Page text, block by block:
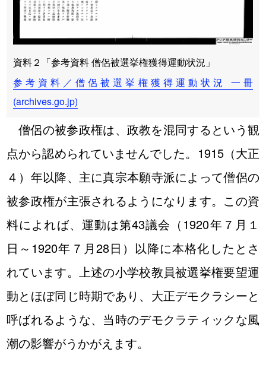
資料２「参考資料 僧侶被選挙権獲得運動状況」
参考資料／僧侶被選挙権獲得運動状況 一冊
(archives.go.jp)
僧侶の被参政権は、政教を混同するという観
点から認められていませんでした。1915（大正
４）年以降、主に真宗本願寺派によって僧侶の
被参政権が主張されるようになります。この資
料によれば、運動は第43議会（1920年７月１
日～1920年７月28日）以降に本格化したとさ
れています。上述の小学校教員被選挙権要望運
動とほぼ同じ時期であり、大正デモクラシーと
呼ばれるような、当時のデモクラティックな風
潮の影響がうかがえます。